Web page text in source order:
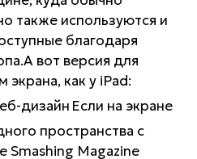
также используются и
благодаря
вот версия для
как у iPad:
Если на экране
пространства с
Smashing Magazine